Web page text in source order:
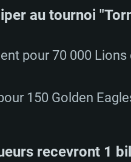
au tournoi
pour 70 000
150 Golden
recevront 1